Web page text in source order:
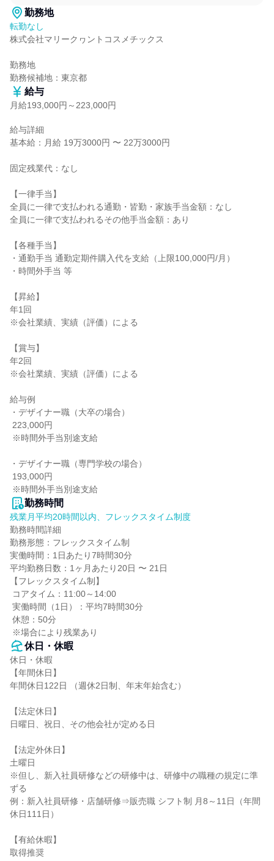
勤務地
転勤なし
株式会社マリークヮントコスメチックス
勤務地
勤務候補地：東京都
給与
月給193,000円～223,000円
給与詳細
基本給：月給 19万3000円 〜 22万3000円
固定残業代：なし
【一律手当】
全員に一律で支払われる通勤・皆勤・家族手当金額：なし
全員に一律で支払われるその他手当金額：あり
【各種手当】
・通勤手当 通勤定期件購入代を支給（上限100,000円/月）
・時間外手当 等
【昇給】
年1回
※会社業績、実績（評価）による
【賞与】
年2回
※会社業績、実績（評価）による
給与例
・デザイナー職（大卒の場合）
・デザイナー職（専門学校の場合）
※時間外手当別途支給
勤務時間
残業月平均20時間以内、フレックスタイム制度
勤務時間詳細
勤務形態：フレックスタイム制
実働時間：1日あたり7時間30分
平均勤務日数：1ヶ月あたり20日 〜 21日
【フレックスタイム制】
※場合により残業あり
休日・休暇
休日・休暇
【年間休日】
年間休日122日 （週休2日制、年末年始含む）
【法定休日】
日曜日、祝日、その他会社が定める日
【法定外休日】
土曜日
※但し、新入社員研修などの研修中は、研修中の職種の規定に準
ずる
例：新入社員研修・店舗研修⇒販売職 シフト制 月8～11日（年間
休日111日）
【有給休暇】
取得推奨